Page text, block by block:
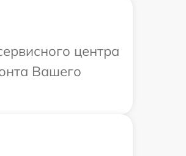
центра
Вашего